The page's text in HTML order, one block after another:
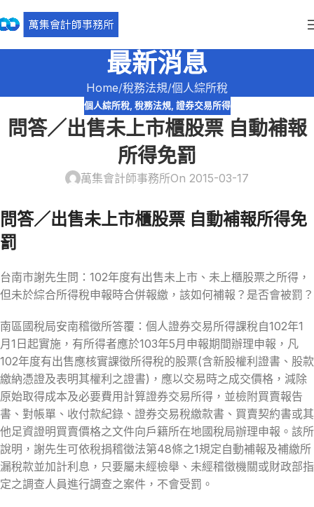
最新消息
Home 稅務法規 個人綜所稅
個人綜所稅, 稅務法規, 證券交易所得
問答／出售未上市櫃股票 自動補報
所得免罰
萬集會計師事務所On 2015-03-17
問答／出售未上市櫃股票 自動補報所得免
罰
台南市謝先生問：102年度有出售未上市、未上櫃股票之所得，
但未於綜合所得稅申報時合併報繳，該如何補報？是否會被罰？
南區國稅局安南稽徵所答覆：個人證券交易所得課稅自102年1
月1日起實施，有所得者應於103年5月申報期間辦理申報，凡
102年度有出售應核實課徵所得稅的股票(含新股權利證書、股款
繳納憑證及表明其權利之證書)，應以交易時之成交價格，減除
原始取得成本及必要費用計算證券交易所得，並檢附買賣報告
書、對帳單、收付款紀錄、證券交易稅繳款書、買賣契約書或其
他足資證明買賣價格之文件向戶籍所在地國稅局辦理申報。該所
說明，謝先生可依稅捐稽徵法第48條之1規定自動補報及補繳所
漏稅款並加計利息，只要屬未經檢舉、未經稽徵機關或財政部指
定之調查人員進行調查之案件，不會受罰。